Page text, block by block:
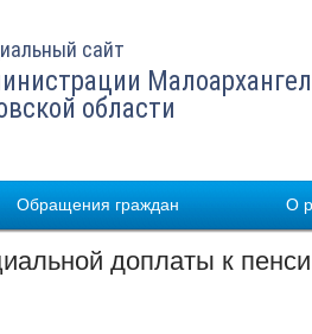
сайт
области
Обращения граждан О
доплаты к